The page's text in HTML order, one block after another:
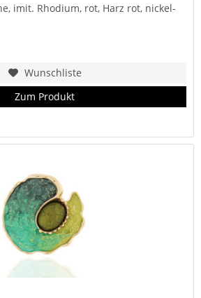
imit. Rhodium, rot, Harz rot, nickel-
Wunschliste
Zum Produkt